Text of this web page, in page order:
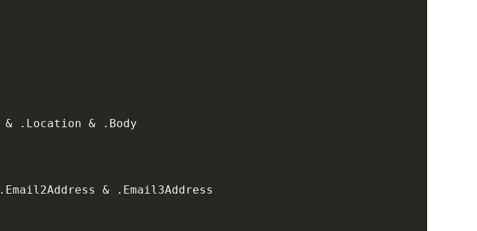
& . Location & . Body
. Email2Address & . Email3Address